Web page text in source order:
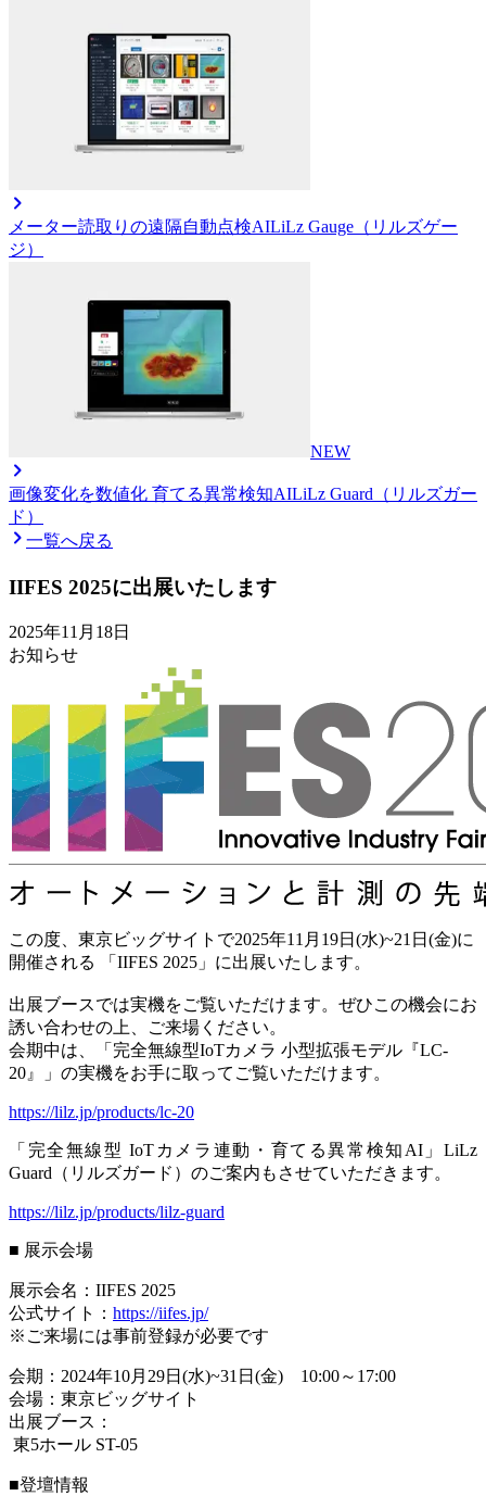
メーター読取りの遠隔自動点検AILiLz Gauge（リルズゲー
ジ）
NEW
画像変化を数値化 育てる異常検知AILiLz Guard（リルズガー
ド）
一覧へ戻る
IIFES 2025に出展いたします
2025年11月18日
お知らせ
この度、東京ビッグサイトで2025年11月19日(水)~21日(金)に
開催される 「IIFES 2025」に出展いたします。
出展ブースでは実機をご覧いただけます。ぜひこの機会にお
誘い合わせの上、ご来場ください。
会期中は、「完全無線型IoTカメラ 小型拡張モデル『LC-
20』」の実機をお手に取ってご覧いただけます。
https://lilz.jp/products/lc-20
「完全無線型 IoTカメラ連動・育てる異常検知AI」LiLz
Guard（リルズガード）のご案内もさせていただきます。
https://lilz.jp/products/lilz-guard
■ 展示会場
展示会名：IIFES 2025
公式サイト： https://iifes.jp/
※ご来場には事前登録が必要です
会期：2024年10月29日(水)~31日(金) 10:00～17:00
会場：東京ビッグサイト
出展ブース：
東5ホール ST-05
■登壇情報